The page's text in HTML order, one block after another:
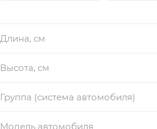
Длина, см
Высота, см
Группа (система автомобиля)
Модель автомобиля